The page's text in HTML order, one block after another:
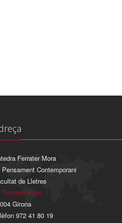
Ferrater Mora
Pensament Contemporani
de Lletres
Ferrater Mora, 1
Girona
972 41 80 19